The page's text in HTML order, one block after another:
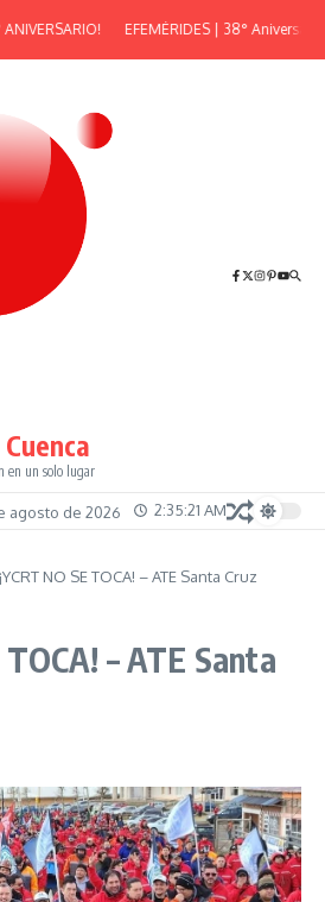
EFEMÉRIDES | 38°
en un solo lugar
agosto de 2026 2:35:22 AM
¡YCRT NO SE TOCA! – ATE Santa Cruz
TOCA! – ATE Santa